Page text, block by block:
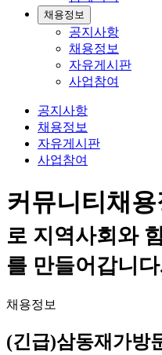
채용정보
공지사항
채용정보
자유게시판
사업참여
공지사항
채용정보
자유게시판
사업참여
커뮤니티채
로 지역사회와
를 만들어갑니
채용정보
(긴급)삼동재가방